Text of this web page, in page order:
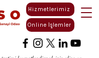
Online İşlemler
Hizmetlerimiz